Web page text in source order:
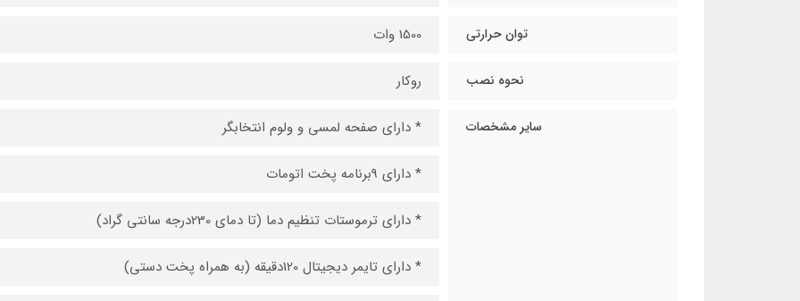
توان حرارتی 1500 وات
نحوه نصب روکار
سایر مشخصات * دارای صفحه لمسی و ولوم انتخابگر
* دارای 9برنامه پخت اتومات
* دارای ترموستات تنظیم دما (تا دمای 230درجه سانتی گراد)
* دارای تایمر دیجیتال 120دقیقه (به همراه پخت دستی)